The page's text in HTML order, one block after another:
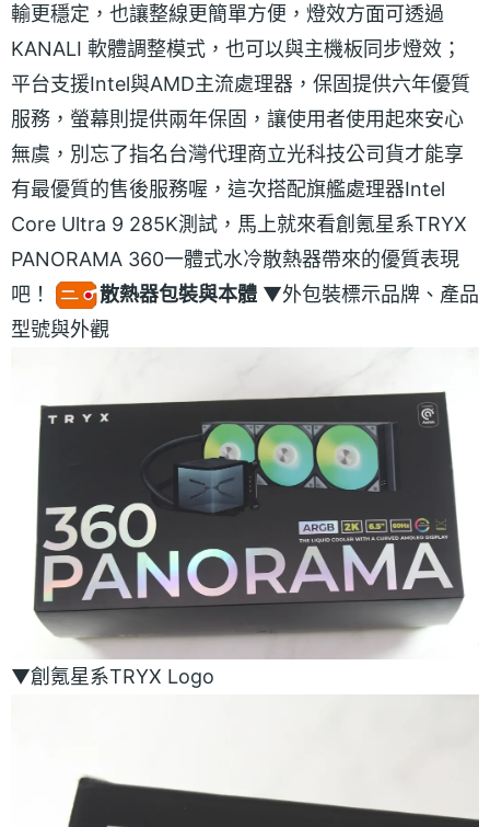
輸更穩定，也讓整線更簡單方便，燈效方面可透過
KANALI 軟體調整模式，也可以與主機板同步燈效；
平台支援Intel與AMD主流處理器，保固提供六年優質
服務，螢幕則提供兩年保固，讓使用者使用起來安心
無虞，別忘了指名台灣代理商立光科技公司貨才能享
有最優質的售後服務喔，這次搭配旗艦處理器Intel
Core Ultra 9 285K測試，馬上就來看創氪星系TRYX
PANORAMA 360一體式水冷散熱器帶來的優質表現
吧！
散熱器包裝與本體 ▼外包裝標示品牌、產品
型號與外觀
▼創氪星系TRYX Logo